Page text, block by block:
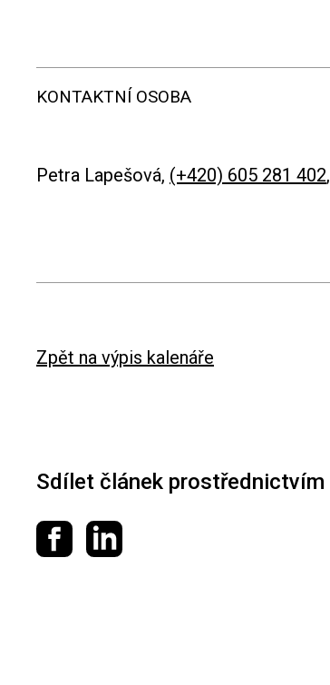
KONTAKTNÍ OSOBA
Petra Lapešová, (+420) 605 281 402,
Zpět na výpis kalenáře
Sdílet článek prostřednictvím
Sdílet na Facebooku
Sdílet na LinkedIn